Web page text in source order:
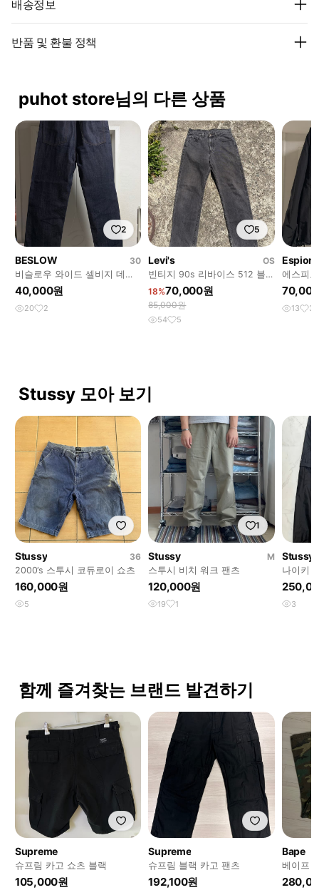
배송정보
반품 및 환불 정책
puhot store님의 다른 상품
2
BESLOW
30
비슬로우 와이드 셀비지 데님
인디고 30
40,000원
20 2
5
Levi's
OS
빈티지 90s 리바이스 512 블
랙
18%70,000원
85,000원
54 5
에스피
카 블랙
13 3
Stussy 모아 보기
Stussy
36
2000‘s 스투시 코듀로이 쇼츠
160,000원
5
1
Stussy
M
스투시 비치 워크 팬츠
120,000원
19 1
Stussy
나이키
3
함께 즐겨찾는 브랜드 발견하기
Supreme
슈프림 카고 쇼츠 블랙
105,000원
Supreme
슈프림 블랙 카고 팬츠
192,100원
Bape
베이프
우저 L